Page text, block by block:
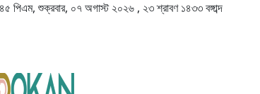
পিএম, শুক্রবার, ০৭ অগাস্ট ২০২৬ , ২৩ শ্রাবণ ১৪৩৩বঙ্গাব্দ